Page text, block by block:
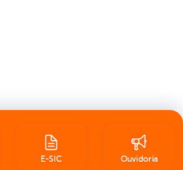
E-SIC Ouvidoria